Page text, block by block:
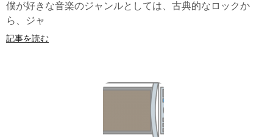
僕が好きな音楽のジャンルとしては、古典的なロックか
ら、ジャ
記事を読む